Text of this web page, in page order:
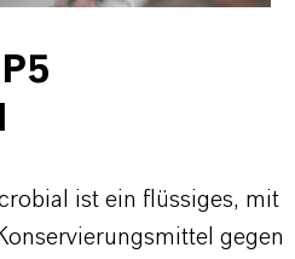
ist ein flüssiges, mit
gegen